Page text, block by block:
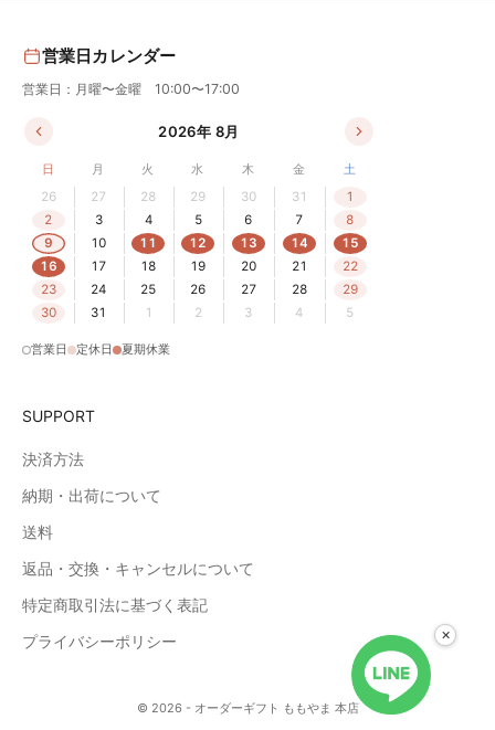
営業日カレンダー
営業日：月曜〜金曜 10:00〜17:00
2026年 8月
日 月 火 水 木 金
土
26
27 28 29 30 31
1
2
3 4 5 6 7
8
9
10 11 12 13 14
15
16
17 18 19 20 21
22
23
24 25 26 27 28
29
30
31 1 2 3 4 5
営業日 定休日 夏期休業
SUPPORT
決済方法
納期・出荷について
送料
返品・交換・キャンセルについて
特定商取引法に基づく表記
プライバシーポリシー
© 2026 - オーダーギフト ももやま 本店
×